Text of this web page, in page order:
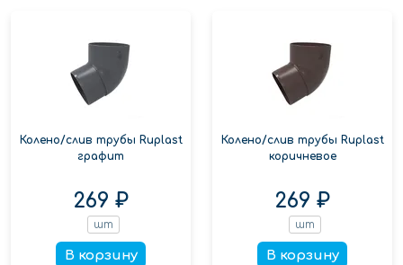
Колено/слив трубы Ruplast
графит
269 ₽
шт
В корзину
Колено/слив трубы Ruplast
коричневое
269 ₽
шт
В корзину